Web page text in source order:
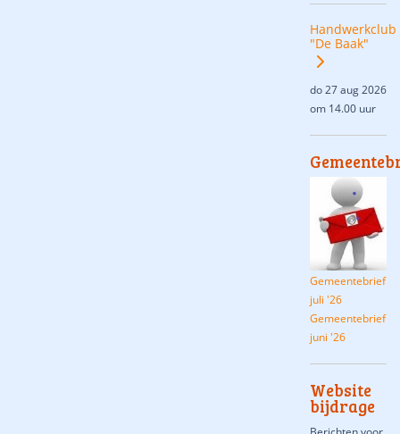
Handwerkclub
"De Baak"
do 27 aug 2026
om 14.00 uur
Gemeentebrief
juli '26
Gemeentebrief
juni '26
Website
bijdrage